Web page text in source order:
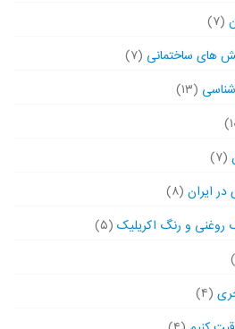
(۷)
های ساختمانی (۷)
(۱۳)
(۷)
ایران (۸)
روغنی و رنگ اکریلیک (۵)
(۴)